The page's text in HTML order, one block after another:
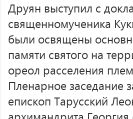
Друян выступил с
священномученика
были освящены
памяти святого на
ореол расселения
Пленарное заседание
епископ Тарусский